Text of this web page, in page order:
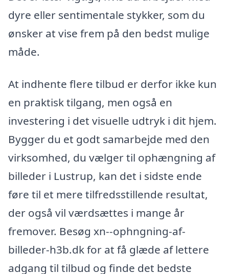
dyre eller sentimentale stykker, som du
ønsker at vise frem på den bedst mulige
måde.
At indhente flere tilbud er derfor ikke kun
en praktisk tilgang, men også en
investering i det visuelle udtryk i dit hjem.
Bygger du et godt samarbejde med den
virksomhed, du vælger til ophængning af
billeder i Lustrup, kan det i sidste ende
føre til et mere tilfredsstillende resultat,
der også vil værdsættes i mange år
fremover. Besøg xn--ophngning-af-
billeder-h3b.dk for at få glæde af lettere
adgang til tilbud og finde det bedste